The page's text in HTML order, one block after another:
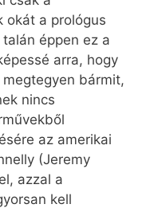
okát a prológus
éppen ez a
arra, hogy
bármit,
nincs
az amerikai
(Jeremy
azzal a
kell